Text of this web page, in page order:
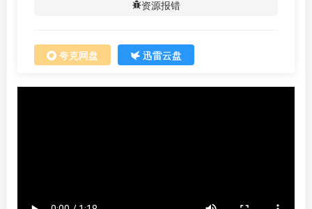
资源报错
夸克网盘 迅雷云盘